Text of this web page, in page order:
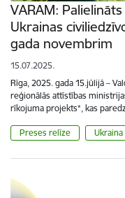
VARAM:
Ukrainas
gada novembrim
15.07.2025.
Rīga, 2025. gada 15.jūlijā –
reģionālās attīstības
rīkojuma projekts*, kas
Preses relīze Ukraina